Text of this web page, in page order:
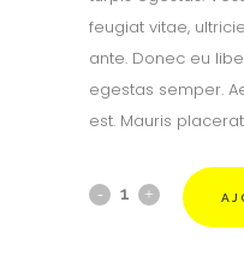
$15.00.
feugiat vitae,
ante. Donec eu
egestas semper.
est. Mauris